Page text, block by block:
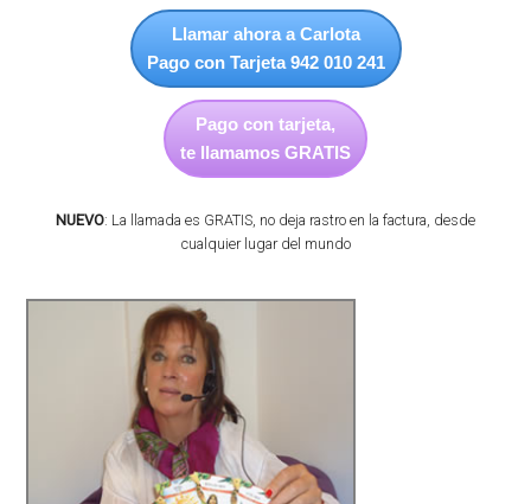
Llamar ahora a Carlota
Pago con Tarjeta 942 010 241
Pago con tarjeta,
te llamamos GRATIS
NUEVO: La llamada es GRATIS, no deja rastro en la factura, desde
cualquier lugar del mundo